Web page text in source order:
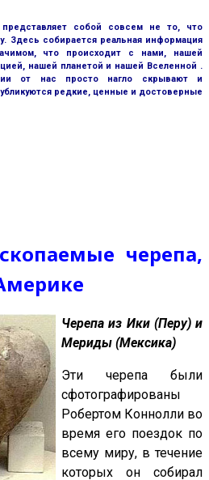
представляет собой совсем не то, что
Здесь собирается реальная информация
что происходит с нами, нашей
нашей планетой и нашей Вселенной .
от нас просто нагло скрывают и
редкие, ценные и достоверные
черепа,
Черепа из Ики (Перу) и
Мериды (Мексика)
Эти черепа были
сфотографированы
Робертом Коннолли во
время его поездок по
всему миру, в течение
которых он собирал